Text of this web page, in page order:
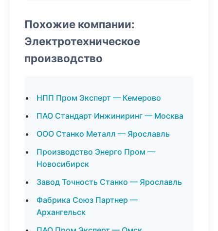
Похожие компании:
Электротехническое
производство
НПП Пром Эксперт — Кемерово
ПАО Стандарт Инжиниринг — Москва
ООО Станко Металл — Ярославль
Производство Энерго Пром —
Новосибирск
Завод Точность Станко — Ярославль
Фабрика Союз Партнер —
Архангельск